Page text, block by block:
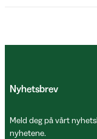
Nyhetsbrev
Meld deg på vårt
nyhetene.